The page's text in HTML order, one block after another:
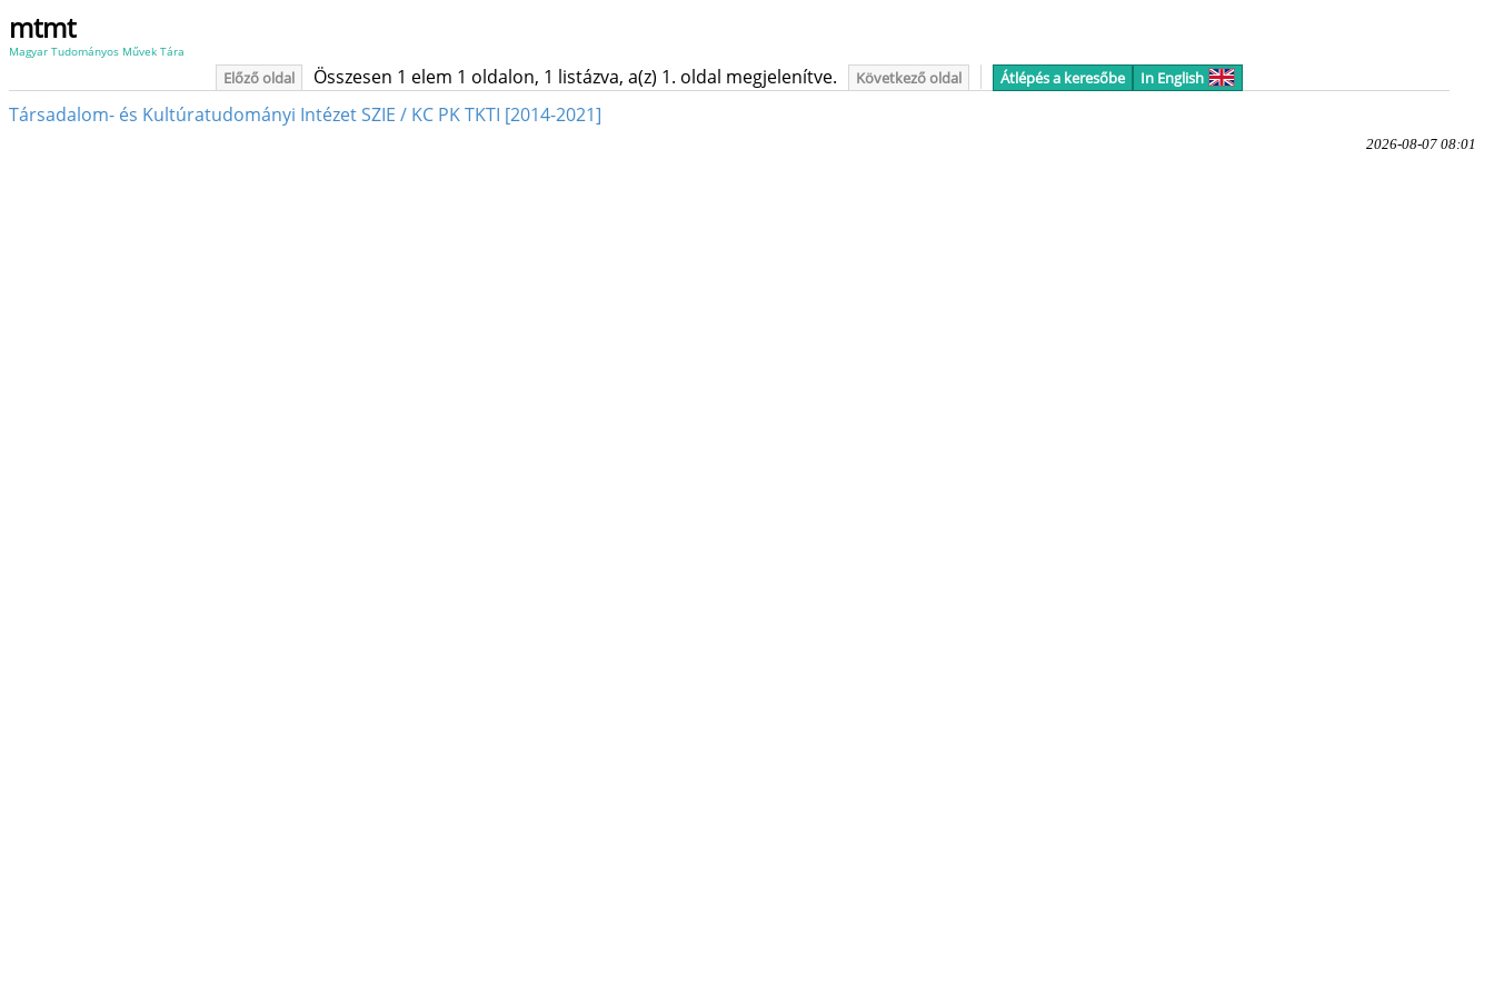
mtmt
Magyar Tudományos Művek Tára
Előző oldal Összesen 1 elem 1 oldalon, 1 listázva, a(z) 1. oldal megjelenítve. Következő oldal Átlépés a keresőbe In English
Társadalom- és Kultúratudományi Intézet SZIE / KC PK TKTI [2014-2021]
2026-08-07 08:01